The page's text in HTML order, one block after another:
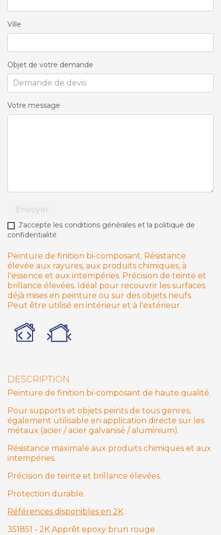
Ville
Objet de votre demande
Votre message
Envoyer
J'accepte les conditions générales et la politique de
confidentialité
Peinture de finition bi-composant. Résistance
élevée aux rayures, aux produits chimiques, à
l'essence et aux intempéries. Précision de teinte et
brillance élevées. Idéal pour recouvrir les surfaces
déjà mises en peinture ou sur des objets neufs.
Peut être utilisé en intérieur et à l'extérieur.
DESCRIPTION
Peinture de finition bi-composant de haute qualité.
Pour supports et objets peints de tous genres,
également utilisable en application directe sur les
métaux (acier / acier galvanisé / aluminium).
Résistance maximale aux produits chimiques et aux
intempéries.
Précision de teinte et brillance élevées.
Protection durable.
Références disponibles en 2K :
351851 - 2K Apprêt epoxy brun rouge